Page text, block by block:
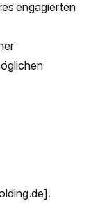
engagierten